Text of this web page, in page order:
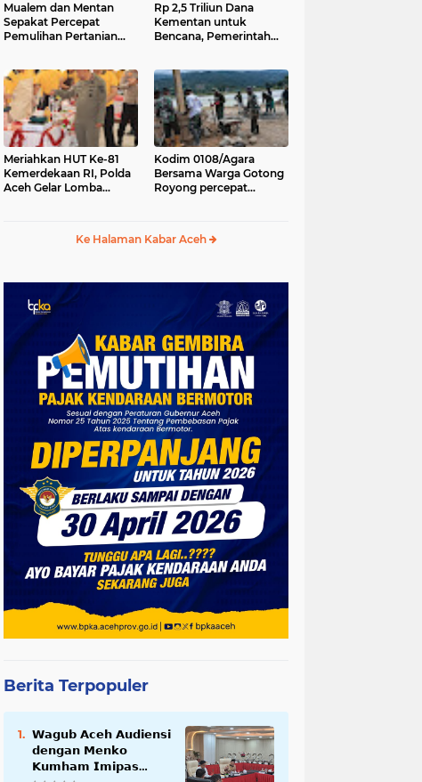
Mualem dan Mentan
Sepakat Percepat
Pemulihan Pertanian
Rp 2,5 Triliun Dana
Kementan untuk
Bencana, Pemerintah
Meriahkan HUT Ke-81
Kemerdekaan RI, Polda
Aceh Gelar Lomba
Kodim 0108/Agara
Bersama Warga Gotong
Royong percepat
Tenggara
Ke Halaman Kabar Aceh
Berita Terpopuler
𝗪𝗮𝗴𝘂𝗯 𝗔𝗰𝗲𝗵 𝗔𝘂𝗱𝗶𝗲𝗻𝘀𝗶
𝗱𝗲𝗻𝗴𝗮𝗻 𝗠𝗲𝗻𝗸𝗼
𝗞𝘂𝗺𝗵𝗮𝗺 𝗜𝗺𝗶𝗽𝗮𝘀